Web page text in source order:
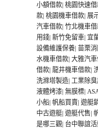
小額借款| 桃園快速
款| 桃園機車借款| 展
汽車借款| 竹北機車
用錢| 新竹免留車| 宜
設備維護保養| 苗栗
水機車借款| 大雅汽
借款| 龍井機車借款|
洗滌塔製造| 工業除
液體烤漆| 無膜標|
小船| 帆船買賣| 遊艇
中古遊艇| 遊艇代售|
是哪三觀| 台中聯誼